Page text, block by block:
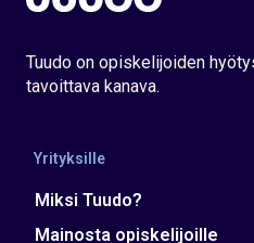
Tuudo on opiskelijoiden
tavoittava kanava.
Yrityksille
Miksi Tuudo?
Mainosta opiskelijoille